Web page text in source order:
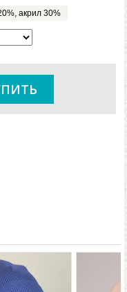
приятная в
и не
сезон. Купить
можете в любое
заполнив
акрил 30%